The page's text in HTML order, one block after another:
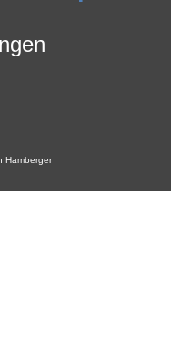
Hamberger